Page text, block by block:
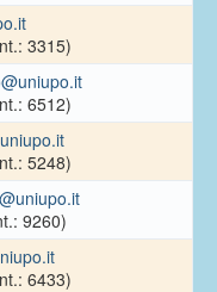
3315)
6512)
5248)
9260)
6433)